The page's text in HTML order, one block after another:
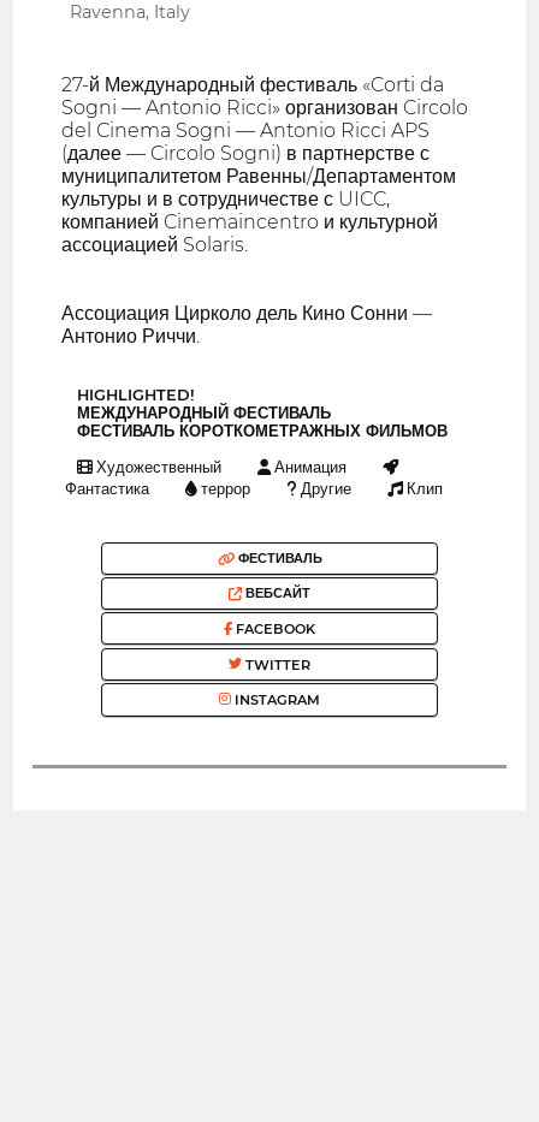
Ravenna, Italy
27-й Международный фестиваль «Corti da
Sogni — Antonio Ricci» организован Circolo
del Cinema Sogni — Antonio Ricci APS
(далее — Circolo Sogni) в партнерстве с
муниципалитетом Равенны/Департаментом
культуры и в сотрудничестве с UICC,
компанией Cinemaincentro и культурной
ассоциацией Solaris.
Ассоциация Цирколо дель Кино Сонни —
Антонио Риччи.
HIGHLIGHTED!
МЕЖДУНАРОДНЫЙ ФЕСТИВАЛЬ
ФЕСТИВАЛЬ КОРОТКОМЕТРАЖНЫХ ФИЛЬМОВ
Художественный
Анимация
Фантастика
террор Другие Клип
ФЕСТИВАЛЬ
ВЕБСАЙТ
FACEBOOK
TWITTER
INSTAGRAM